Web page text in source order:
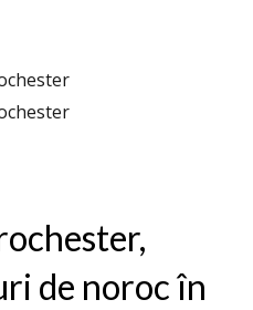
de noroc în